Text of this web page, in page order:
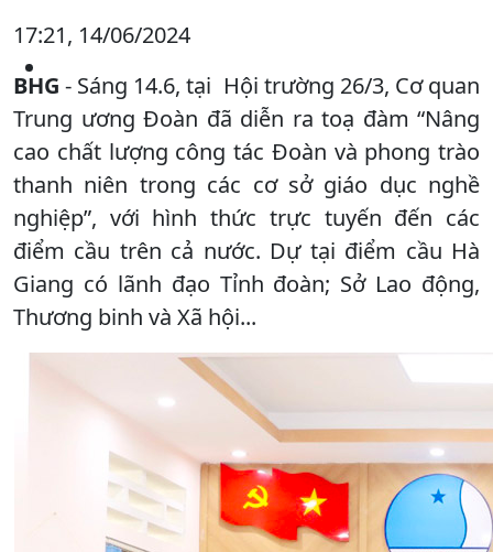
17:21, 14/06/2024
BHG - Sáng 14.6, tại Hội trường 26/3, Cơ quan
Trung ương Đoàn đã diễn ra toạ đàm “Nâng
cao chất lượng công tác Đoàn và phong trào
thanh niên trong các cơ sở giáo dục nghề
nghiệp”, với hình thức trực tuyến đến các
điểm cầu trên cả nước. Dự tại điểm cầu Hà
Giang có lãnh đạo Tỉnh đoàn; Sở Lao động,
Thương binh và Xã hội...